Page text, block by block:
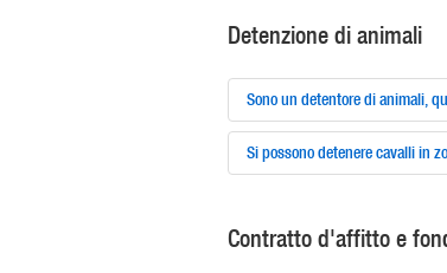
Detenzione di animali
Sono un detentore di animali,
Si possono detenere cavalli in
Contratto d'affitto e